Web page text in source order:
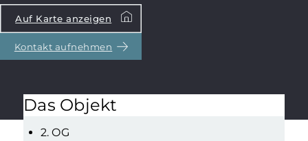
Auf Karte anzeigen
Kontakt aufnehmen
Das Objekt
2. OG